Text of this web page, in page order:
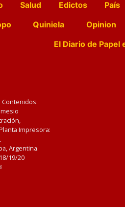
Salud Edictos País
Quiniela Opinion
El Diario de Papel
Impresora:
Argentina.
19/20